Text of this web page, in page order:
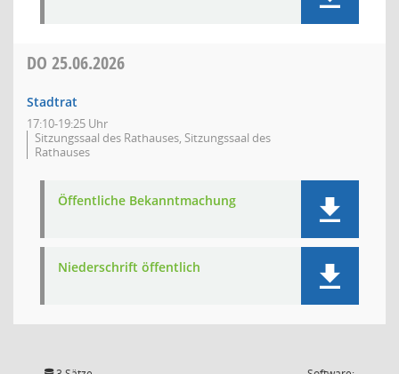
DO 25.06.2026
Stadtrat
17:10-19:25 Uhr
Sitzungssaal des Rathauses, Sitzungssaal des
Rathauses
Öffentliche Bekanntmachung
Niederschrift öffentlich